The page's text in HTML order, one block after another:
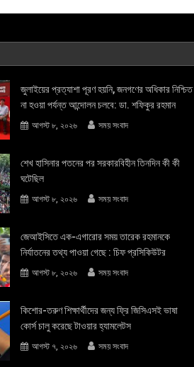
জুলাইয়ের প্রত্যাশা পূরণ হয়নি, জনগণের অধিকার নিশ্চিত
না হওয়া পর্যন্ত আন্দোলন চলবে: ডা. শফিকুর রহমান
আগস্ট ৮, ২০২৬ সময় সংবাদ
শেখ হাসিনার পতনের পর সরকারবিহীন তিনদিন কী কী
ঘটেছিল
আগস্ট ৮, ২০২৬ সময় সংবাদ
জেআইসিতে এক-এগারোর সময় তারেক রহমানকে
নির্যাতনের তথ্য পাওয়া গেছে : চিফ প্রসিকিউটর
আগস্ট ৮, ২০২৬ সময় সংবাদ
কিশোর-তরুণ শিক্ষার্থীদের জন্য ফ্রি জিসিএসই ভাষা
কোর্স চালু করেছে টাওয়ার হ্যামলেটস
আগস্ট ৭, ২০২৬ সময় সংবাদ